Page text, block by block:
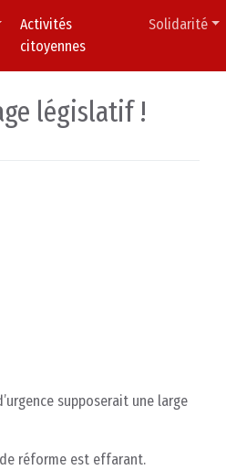
Activités
citoyennes
Solidarité
législatif !
supposerait une large
réforme est effarant.